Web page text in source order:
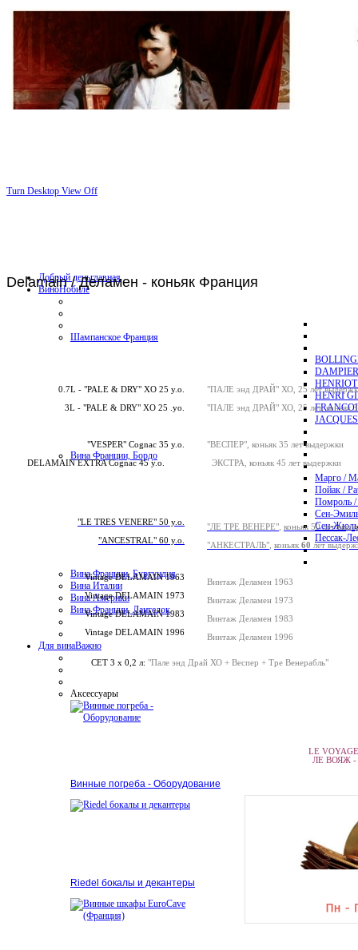
Turn Desktop View Off
Добрый деньглавная
ВиноНобиле
Шампанское Франция
HENRI
Вина Франции, Бордо
Марго /
Пойак /
Помроль /
Сен-
Сен-
Пессак-
Вина Франции, Бургундия
Вина Италии
Вина Америки
Вина Франции, Лангедок
Для винаВажно
Аксессуары
Винные погреба - Оборудование
Riedel бокалы и декантеры
Delamain / Деламен - коньяк Франция
0.7L - "PALE & DRY" XO 25 y.o.
3L - "PALE & DRY" XO 25 .yo.
"VESPER" Cognac 35 y.o.
DELAMAIN EXTRA Cognac 45 y.o.
"ПАЛЕ энд ДРАЙ" ХО, 25 лет
"ПАЛЕ энд ДРАЙ" ХО, 25 лет,коньяк3
"ВЕСПЕР", коньяк 35 лет выдержки
ЭКСТРА, коньяк 45 лет выдержки
"LE TRES VENERE" 50 y.o.
"ANCESTRAL" 60 y.o.
Vintage DELAMAIN 1963
Vintage DELAMAIN 1973
Vintage DELAMAIN 1983
Vintage DELAMAIN 1996
"ЛЕ ТРЕ ВЕНЕРЕ" коньяк 50 лет
"АНКЕСТРАЛЬ" коньяк 60 лет
Винтаж Деламен 1963
Винтаж Деламен 1973
Винтаж Деламен 1983
Винтаж Деламен 1996
СЕТ 3 х 0,2 л: "Пале энд Драй ХО + Веспер + Тре Венерабль"
LE
ЛЕ ВОЯЖ -